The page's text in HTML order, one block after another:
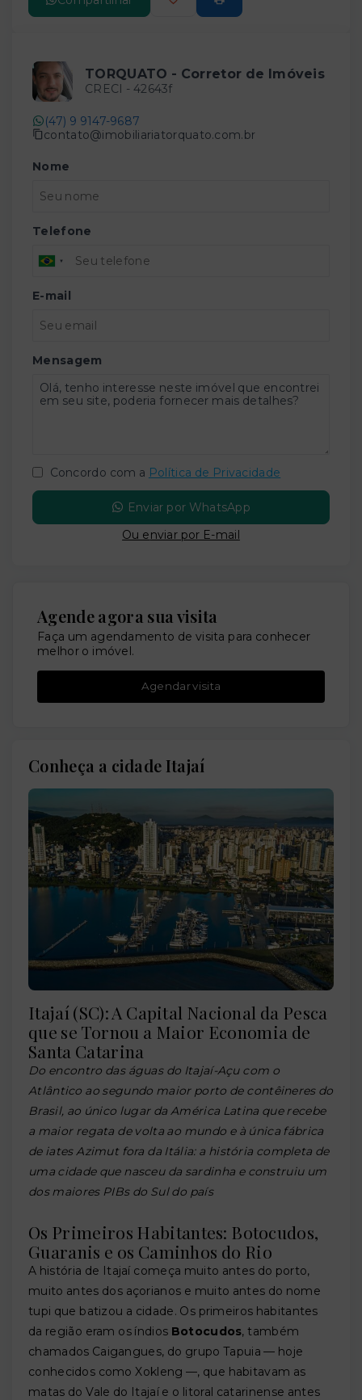
TORQUATO - Corretor de Imóveis
CRECI - 42643f
(47) 9 9147-9687
contato@imobiliariatorquato.com.br
Nome
Telefone
E-mail
Mensagem
Concordo com a Política de Privacidade
Enviar por WhatsApp
Ou enviar por E-mail
Agende agora sua visita
Faça um agendamento de visita para conhecer
melhor o imóvel.
Agendar visita
Conheça a cidade Itajaí
Itajaí (SC): A Capital Nacional da Pesca
que se Tornou a Maior Economia de
Santa Catarina
Do encontro das águas do Itajaí-Açu com o
Atlântico ao segundo maior porto de contêineres do
Brasil, ao único lugar da América Latina que recebe
a maior regata de volta ao mundo e à única fábrica
de iates Azimut fora da Itália: a história completa de
uma cidade que nasceu da sardinha e construiu um
dos maiores PIBs do Sul do país
Os Primeiros Habitantes: Botocudos,
Guaranis e os Caminhos do Rio
A história de Itajaí começa muito antes do porto,
muito antes dos açorianos e muito antes do nome
tupi que batizou a cidade. Os primeiros habitantes
da região eram os índios Botocudos, também
chamados Caigangues, do grupo Tapuia — hoje
conhecidos como Xokleng —, que habitavam as
matas do Vale do Itajaí e o litoral catarinense antes